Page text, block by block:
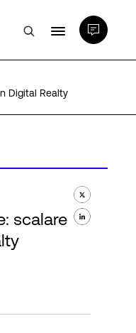
Digital Realty
scalare